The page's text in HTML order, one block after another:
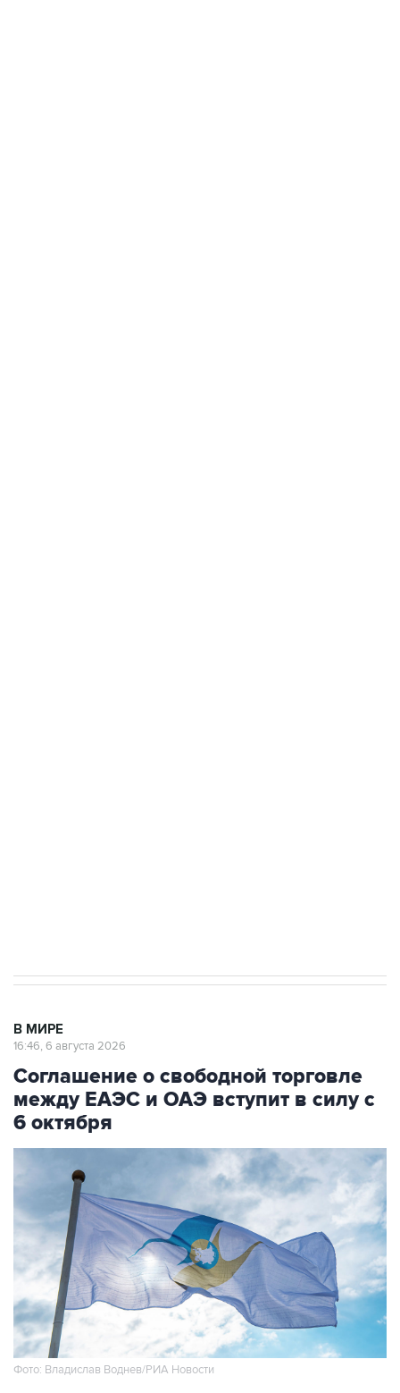
В МИРЕ
16:46, 6 августа 2026
Соглашение о свободной торговле
между ЕАЭС и ОАЭ вступит в силу с
6 октября
Фото: Владислав Воднев/РИА Новости